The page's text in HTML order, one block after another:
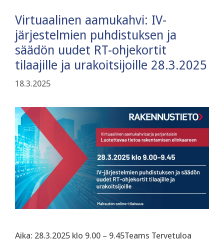
Virtuaalinen aamukahvi: IV-
järjestelmien puhdistuksen ja
säädön uudet RT-ohjekortit
tilaajille ja urakoitsijoille 28.3.2025
18.3.2025
Aika: 28.3.2025 klo 9.00 – 9.45Teams Tervetuloa